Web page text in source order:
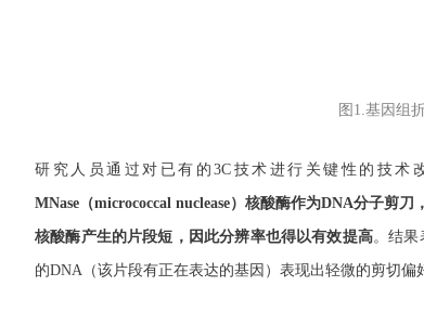
图1.基因组
研究人员通过对已有的3C技术进行关键性的技术
MNase（micrococcal nuclease）核酸酶作为DNA分子剪
核酸酶产生的片段短，因此分辨率也得以有效提高。结果
的DNA（该片段有正在表达的基因）表现出轻微的剪切偏